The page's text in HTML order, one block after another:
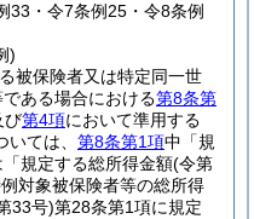
33・令7条例25・令8条例
)
被保険者又は特定同一世
ある場合における第8条第
び第4項において準用する
ては、 第8条第1項中「規
規定する総所得金額(令第
対象被保険者等の総所得
33号)第28条第1項に規定